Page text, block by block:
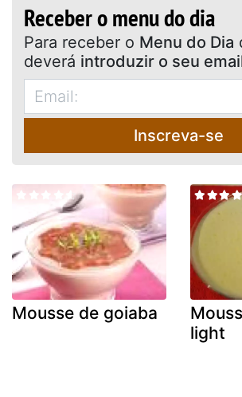
Receber o menu do dia
Para receber o Menu do Dia
deverá introduzir o seu
Inscreva-se
Mousse de goiaba
light